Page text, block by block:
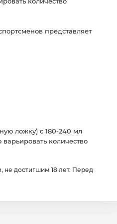
представляет
ложку) с 180-240 мл
количество
не достигшим 18 лет. Перед